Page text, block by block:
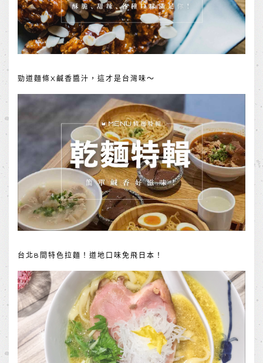
勁道麵條X鹹香醬汁，這才是台灣味～
台北8間特色拉麵！道地口味免飛日本！